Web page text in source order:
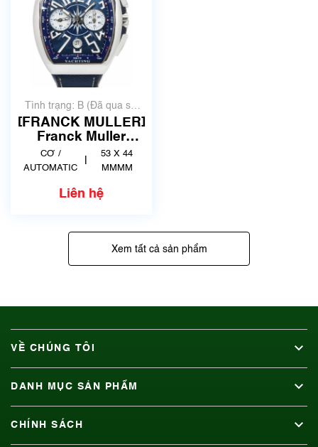
Tình trạng: B (Đã qua sử
dụng, hàng đẹp, có chút
xước dăm)
[FRANCK MULLER]
Franck Muller
Vanguard Yachting
Chronograph
CƠ /
AUTOMATIC
53 X 44
MMMM
Liên hệ
Xem tất cả sản phẩm
VỀ CHÚNG TÔI
DANH MỤC SẢN PHẨM
CHÍNH SÁCH